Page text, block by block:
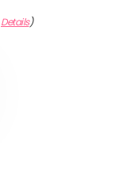
Details)